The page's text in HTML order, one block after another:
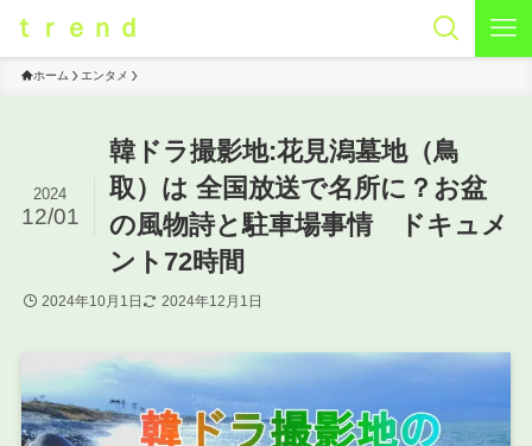
ｔｒｅｎｄ
ホーム エンタメ
韓ドラ撮影地:花見潟墓地（鳥
取）は 全国放送で名所に？お盆
の風物詩と駐車場事情 ドキュメ
ント72時間
2024
12/01
2024年10月1日 2024年12月1日